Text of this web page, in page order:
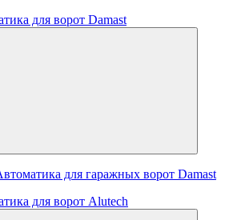
для ворот Damast
для гаражных ворот Damast
для ворот Alutech